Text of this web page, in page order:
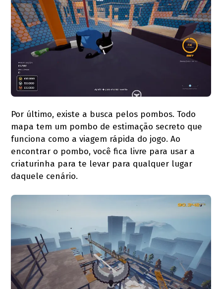
Por último, existe a busca pelos pombos. Todo
mapa tem um pombo de estimação secreto que
funciona como a viagem rápida do jogo. Ao
encontrar o pombo, você fica livre para usar a
criaturinha para te levar para qualquer lugar
daquele cenário.